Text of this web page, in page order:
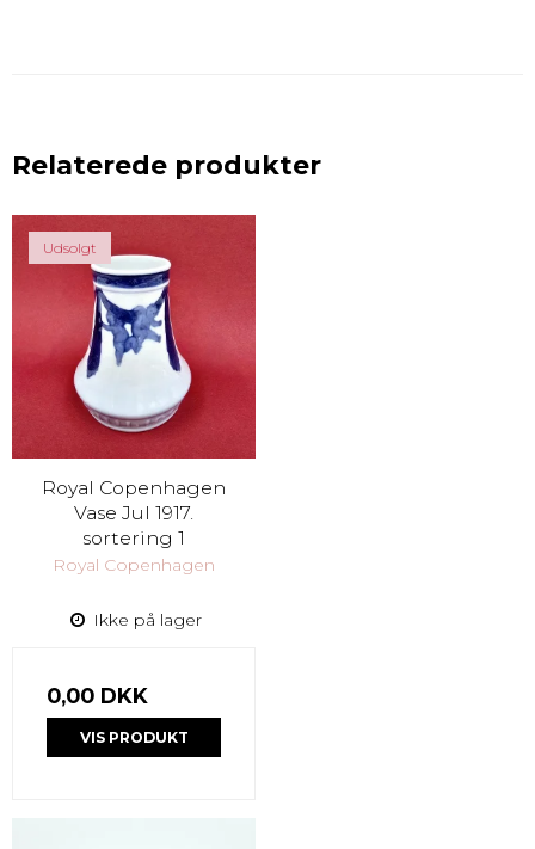
Relaterede produkter
Udsolgt
Royal Copenhagen
Vase Jul 1917.
sortering 1
Royal Copenhagen
Ikke på lager
0,00 DKK
VIS PRODUKT